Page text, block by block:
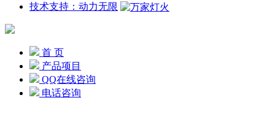
技术支持：动力无限
首 页
产品项目
QQ在线咨询
电话咨询